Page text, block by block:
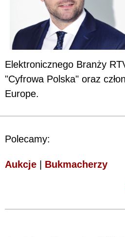
Elektronicznego Branży
"Cyfrowa Polska" oraz
Europe.
Polecamy:
Aukcje Bukmacherzy